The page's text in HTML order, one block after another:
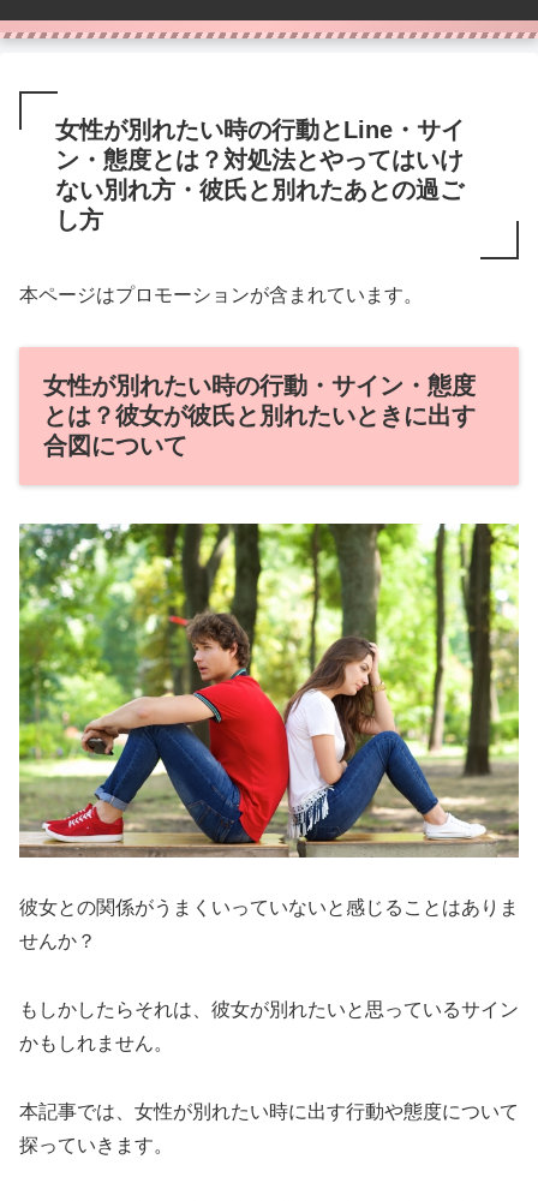
女性が別れたい時の行動とLine・サイ
ン・態度とは？対処法とやってはいけ
ない別れ方・彼氏と別れたあとの過ご
し方
本ページはプロモーションが含まれています。
女性が別れたい時の行動・サイン・態度
とは？彼女が彼氏と別れたいときに出す
合図について
彼女との関係がうまくいっていないと感じることはありま
せんか？
もしかしたらそれは、彼女が別れたいと思っているサイン
かもしれません。
本記事では、女性が別れたい時に出す行動や態度について
探っていきます。